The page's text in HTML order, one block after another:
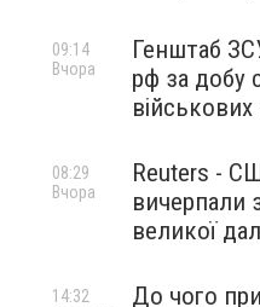
Генштаб
рф за добу
09:14
Вчора
Reuters -
вичерпали
великої
08:29
Вчора
До чого
14:32